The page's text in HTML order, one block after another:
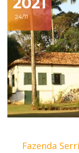
24/11
Fazenda